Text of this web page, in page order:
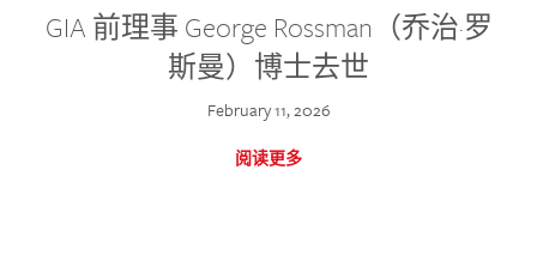
GIA 前理事 George Rossman（乔治·罗
斯曼）博士去世
February 11, 2026
阅读更多